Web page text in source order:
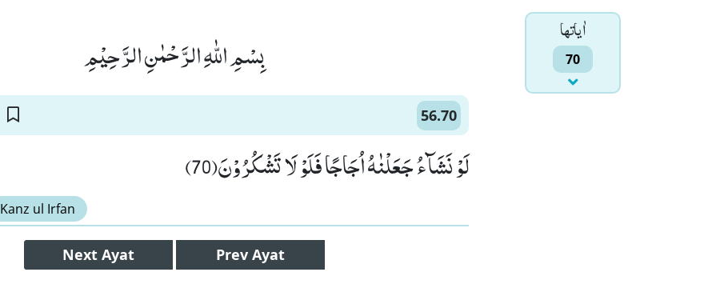
اٰياتها
70 بِسْمِ اللّٰهِ الرَّحْمٰنِ الرَّحِیْمِ
56.70
لَوْ نَشَآءُ جَعَلْنٰهُ اُجَاجًا فَلَوْ لَا تَشْكُرُوْنَ(70)
Kanz ul Irfan
Next Ayat Prev Ayat